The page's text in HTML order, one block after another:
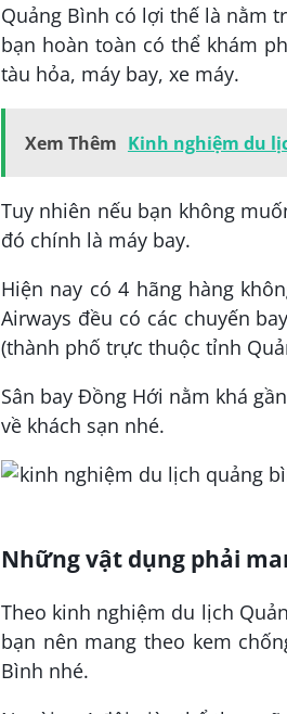
Quảng Bình có lợi thế là nằm
bạn hoàn toàn có thể khám
tàu hỏa, máy bay, xe máy.
Xem Thêm Kinh nghiệm du
Tuy nhiên nếu bạn không
đó chính là máy bay.
Hiện nay có 4 hãng hàng
Airways đều có các chuyến
(thành phố trực thuộc tỉnh
Sân bay Đồng Hới nằm khá
về khách sạn nhé.
Những vật dụng phải
Theo kinh nghiệm du lịch
bạn nên mang theo kem
Bình nhé.